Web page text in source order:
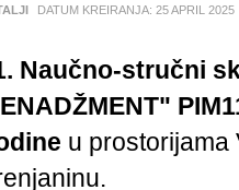
DATUM KREIRANJA: 25 APRIL 2025
Naučno-stručni
u prostorijama